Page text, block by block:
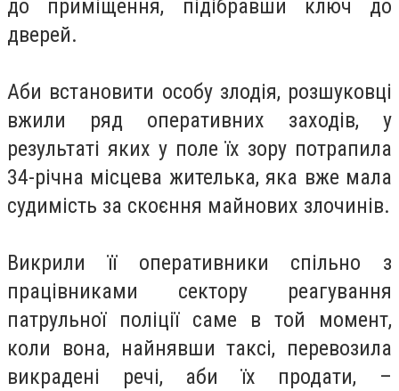
до приміщення, підібравши ключ до
дверей.
Аби встановити особу злодія, розшуковці
вжили ряд оперативних заходів, у
результаті яких у поле їх зору потрапила
34-річна місцева жителька, яка вже мала
судимість за скоєння майнових злочинів.
Викрили її оперативники спільно з
працівниками сектору реагування
патрульної поліції саме в той момент,
коли вона, найнявши таксі, перевозила
викрадені речі, аби їх продати, –